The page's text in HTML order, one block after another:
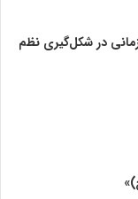
در شکل‌گیری نظم